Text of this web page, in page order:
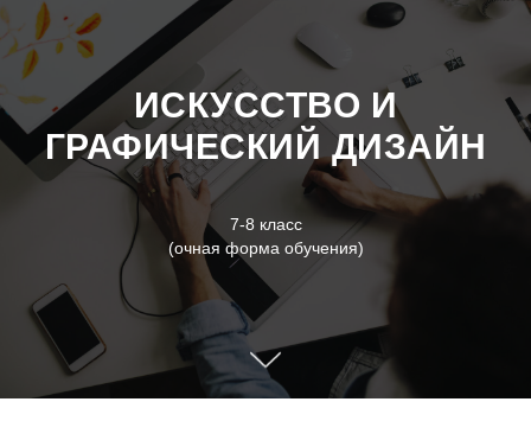
ИСКУССТВО И
ГРАФИЧЕСКИЙ ДИЗАЙН
7-8 класс
(очная форма обучения)